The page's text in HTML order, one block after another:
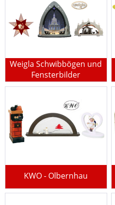
Weigla Schwibbögen und
Fensterbilder
KWO - Olbernhau